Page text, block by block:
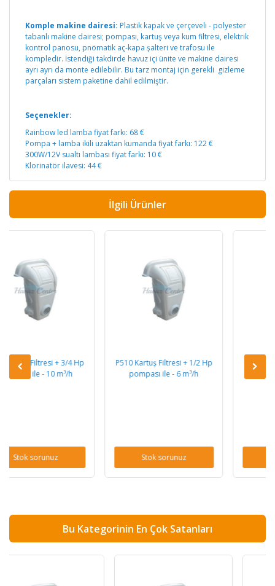
Komple makine dairesi: Plastik kapak ve çerçeveli - polyester
tabanlı makine dairesi; pompası, kartuş veya kum filtresi, elektrik
kontrol panosu, pnömatik aç-kapa şalteri ve trafosu ile
kompledir. İstendiği takdirde havuz içi ünite ve makine dairesi
ayrı ayrı da monte edilebilir. Bu tarz montaj için gerekli gizleme
parçaları sistem paketine dahil edilmiştir.
Seçenekler:
Rainbow led lamba fiyat farkı: 68 €
Pompa + lamba ikili uzaktan kumanda fiyat farkı: 122 €
300W/12V sualtı lambası fiyat farkı: 10 €
Klorinatör ilavesi: 44 €
İlgili Ürünler
4 Hp
P510 Kartuş Filtresi + 1/2 Hp
pompası ile - 6 m³/h
Ø 500 mm Kum Filtresi + 3/4
Hp pompası ile - 10 m³/h
Bu Kategorinin En Çok Satanları